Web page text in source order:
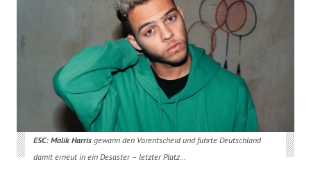
ESC: Malik Harrisgewann den Vorentscheid und führte Deutschland
damit erneut in ein Desaster – letzter Platz…